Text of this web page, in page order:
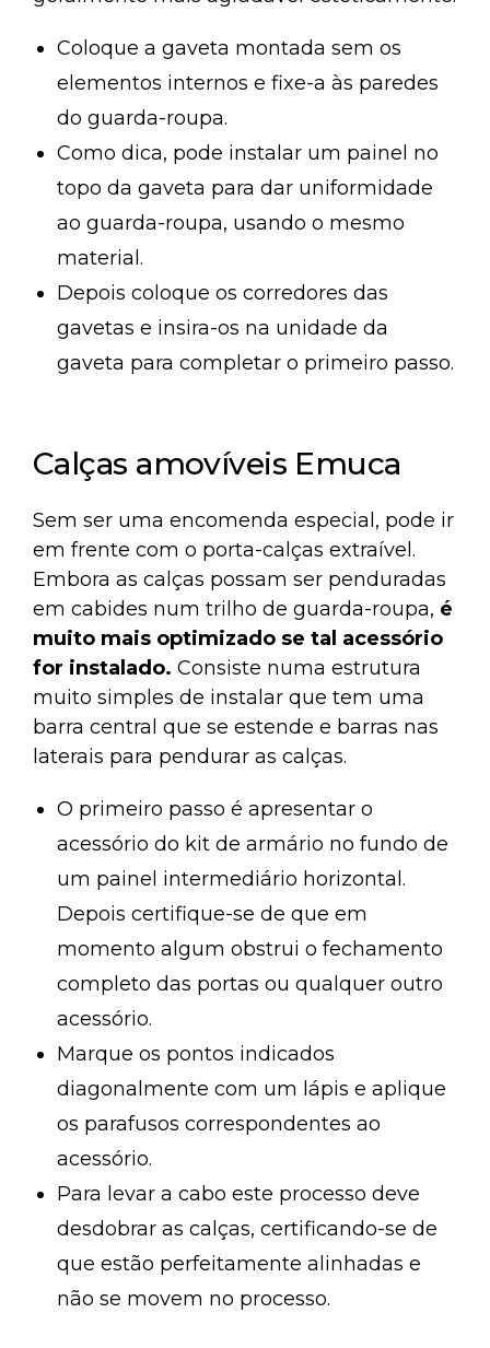
Coloque a gaveta montada sem os
elementos internos e fixe-a às paredes
do guarda-roupa.
Como dica, pode instalar um painel no
topo da gaveta para dar uniformidade
ao guarda-roupa, usando o mesmo
material.
Depois coloque os corredores das
gavetas e insira-os na unidade da
gaveta para completar o primeiro passo.
Calças amovíveis Emuca
Sem ser uma encomenda especial, pode ir
em frente com o porta-calças extraível.
Embora as calças possam ser penduradas
em cabides num trilho de guarda-roupa, é
muito mais optimizado se tal acessório
for instalado. Consiste numa estrutura
muito simples de instalar que tem uma
barra central que se estende e barras nas
laterais para pendurar as calças.
O primeiro passo é apresentar o
acessório do kit de armário no fundo de
um painel intermediário horizontal.
Depois certifique-se de que em
momento algum obstrui o fechamento
completo das portas ou qualquer outro
acessório.
Marque os pontos indicados
diagonalmente com um lápis e aplique
os parafusos correspondentes ao
acessório.
Para levar a cabo este processo deve
desdobrar as calças, certificando-se de
que estão perfeitamente alinhadas e
não se movem no processo.